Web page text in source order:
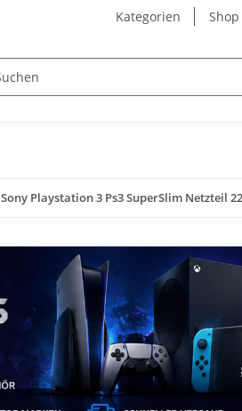
Kategorien Shop
Sony Playstation 3 Ps3 SuperSlim Netzteil